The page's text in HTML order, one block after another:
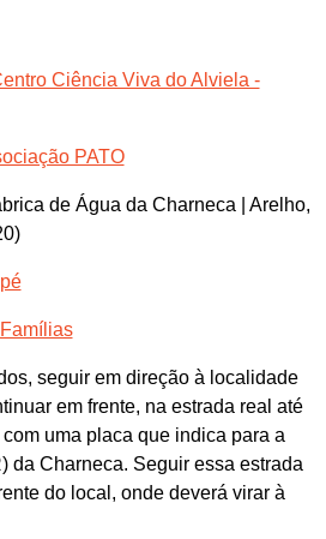
Ciência Viva do Alviela -
PATO
de Água da Charneca | Arelho,
Famílias
seguir em direção à localidade
em frente, na estrada real até
uma placa que indica para a
da Charneca. Seguir essa estrada
do local, onde deverá virar à